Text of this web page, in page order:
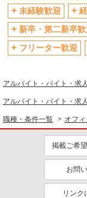
交通費支給
社割・特典あり
同じ職種から求人
コールセンター
同じ特徴から求人
未経験歓迎
社会保険あり
未経験歓迎
新卒・第二新卒歓
フリーター歓迎
アルバイト・バイト・求
アルバイト・バイト・求
職種・条件一覧 オフ
掲載ご希
お問
リンク